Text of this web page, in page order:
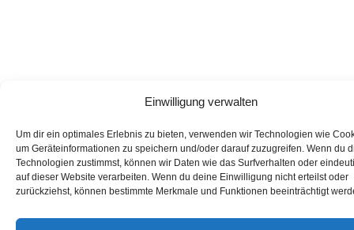
Einwilligung verwalten
Um dir ein optimales Erlebnis zu bieten, verwenden wir Technologien wie
um Geräteinformationen zu speichern und/oder darauf zuzugreifen. Wenn du
Technologien zustimmst, können wir Daten wie das Surfverhalten oder
auf dieser Website verarbeiten. Wenn du deine Einwilligung nicht erteilst oder
zurückziehst, können bestimmte Merkmale und Funktionen beeinträchtigt